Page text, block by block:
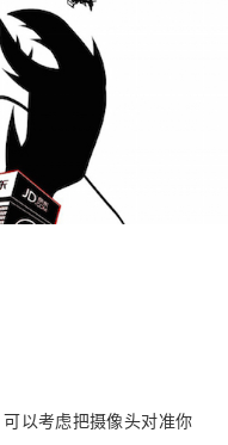
以考虑把摄像头对准你